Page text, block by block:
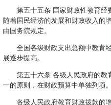
第五十五条 国家财政性教育经
随着国民经济的发展和财政收入的
由国务院规定。
全国各级财政支出总额中教育经
展逐步提高。
第五十六条 各级人民政府的教
一的原则，在财政预算中单独列项。
各级人民政府教育财政拨款的增